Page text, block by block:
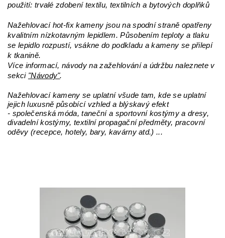
použití: trvalé zdobení textilu, textilních a bytových doplňků
Nažehlovací hot-fix kameny jsou na spodní straně opatřeny
kvalitním nízkotavným lepidlem. Působením teploty a tlaku
se lepidlo rozpustí, vsákne do podkladu a kameny se přilepí
k tkanině.
Více informací, návody na zažehlování a údržbu naleznete v
sekci "Návody".
Nažehlovací kameny se uplatní všude tam, kde se uplatní
jejich luxusně působící vzhled a blýskavý efekt
- společenská móda, taneční a sportovní kostýmy a dresy,
divadelní kostýmy, textilní propagační předměty, pracovní
oděvy (recepce, hotely, bary, kavárny atd.) ...